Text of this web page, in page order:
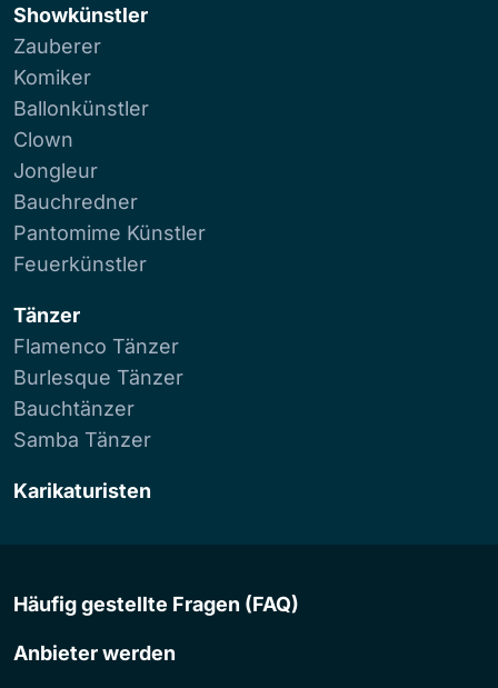
Showkünstler
Zauberer
Komiker
Ballonkünstler
Clown
Jongleur
Bauchredner
Pantomime Künstler
Feuerkünstler
Tänzer
Flamenco Tänzer
Burlesque Tänzer
Bauchtänzer
Samba Tänzer
Karikaturisten
Häufig gestellte Fragen (FAQ)
Anbieter werden